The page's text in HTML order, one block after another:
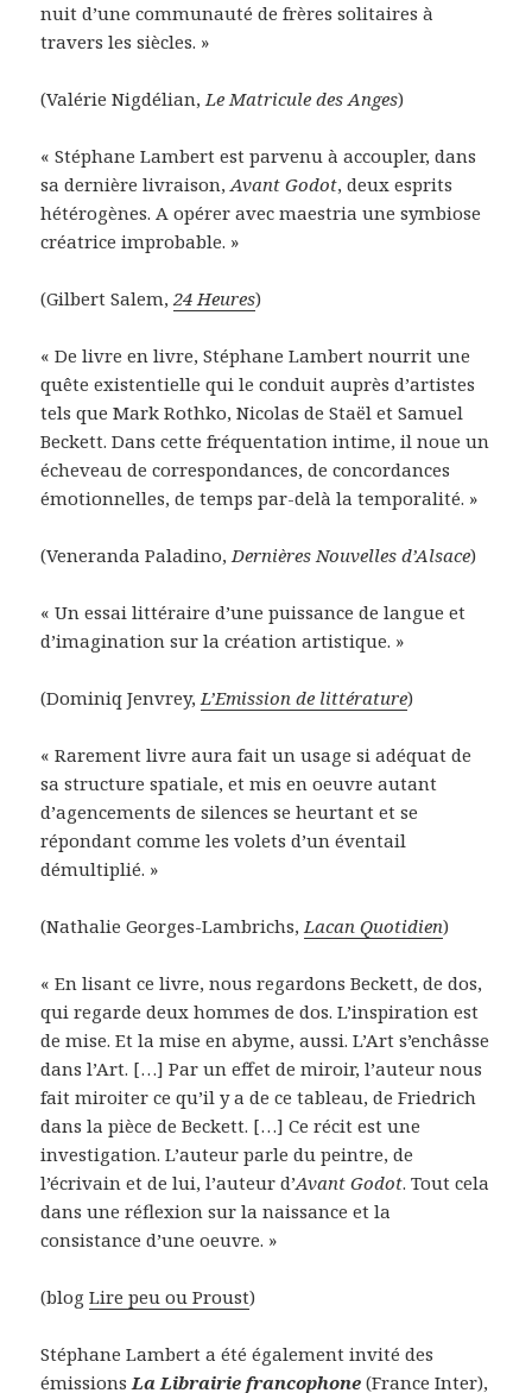
nuit d’une communauté de frères solitaires à
travers les siècles. »
(Valérie Nigdélian,Le Matricule des Anges)
« Stéphane Lambert est parvenu à accoupler, dans
sa dernière livraison,Avant Godot, deux esprits
hétérogènes. A opérer avec maestria une symbiose
créatrice improbable. »
(Gilbert Salem,24 Heures)
« De livre en livre, Stéphane Lambert nourrit une
quête existentielle qui le conduit auprès d’artistes
tels que Mark Rothko, Nicolas de Staël et Samuel
Beckett. Dans cette fréquentation intime, il noue un
écheveau de correspondances, de concordances
émotionnelles, de temps par-delà la temporalité. »
(Veneranda Paladino,Dernières Nouvelles d’Alsace)
« Un essai littéraire d’une puissance de langue et
d’imagination sur la création artistique. »
(Dominiq Jenvrey,L’Emission de littérature)
« Rarement livre aura fait un usage si adéquat de
sa structure spatiale, et mis en oeuvre autant
d’agencements de silences se heurtant et se
répondant comme les volets d’un éventail
démultiplié. »
(Nathalie Georges-Lambrichs,Lacan Quotidien)
« En lisant ce livre, nous regardons Beckett, de dos,
qui regarde deux hommes de dos. L’inspiration est
de mise. Et la mise en abyme, aussi. L’Art s’enchâsse
dans l’Art. […] Par un effet de miroir, l’auteur nous
fait miroiter ce qu’il y a de ce tableau, de Friedrich
dans la pièce de Beckett. […] Ce récit est une
investigation. L’auteur parle du peintre, de
l’écrivain et de lui, l’auteur d’Avant Godot. Tout cela
dans une réflexion sur la naissance et la
consistance d’une oeuvre. »
(blogLire peu ou Proust)
Stéphane Lambert a été également invité des
émissionsLa Librairie francophone (France Inter),